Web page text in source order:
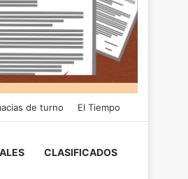
de turno El Tiempo
CLASIFICADOS